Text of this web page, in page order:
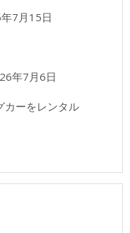
7月15日
年7月6日
カーをレンタル